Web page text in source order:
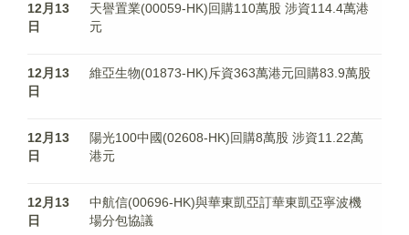
12月13
日
天譽置業(00059-HK)回購110萬股 涉資114.4萬港
元
12月13
日
維亞生物(01873-HK)斥資363萬港元回購83.9萬股
12月13
日
陽光100中國(02608-HK)回購8萬股 涉資11.22萬
港元
12月13
日
中航信(00696-HK)與華東凱亞訂華東凱亞寧波機
場分包協議